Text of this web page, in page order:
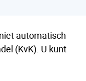
automatisch
(KvK). U kunt